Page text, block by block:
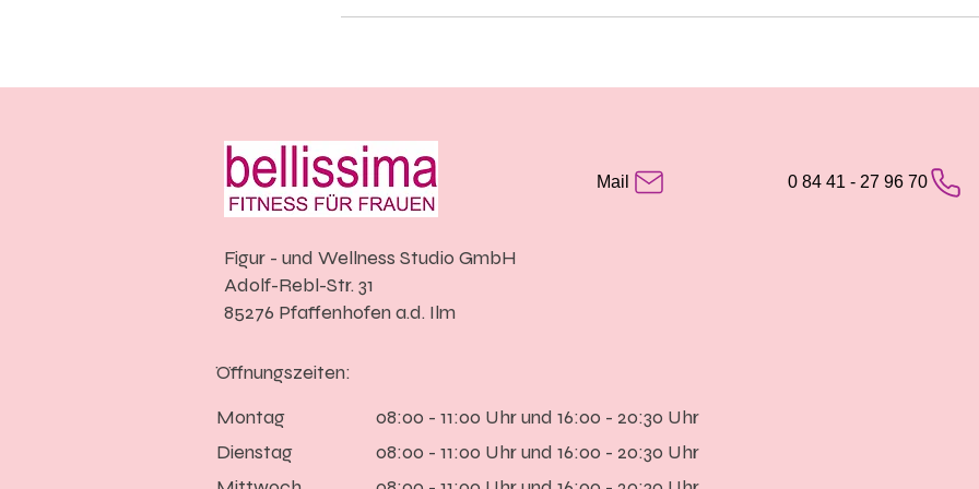
Mail 0 84 41 - 27 96 70
Figur - und Wellness Studio GmbH
Adolf-Rebl-Str. 31
85276 Pfaffenhofen a.d. Ilm
Öffnungszeiten:
Montag
Dienstag
08:00 - 11:00 Uhr und 16:00 - 20:30 Uhr
08:00 - 11:00 Uhr und 16:00 - 20:30 Uhr